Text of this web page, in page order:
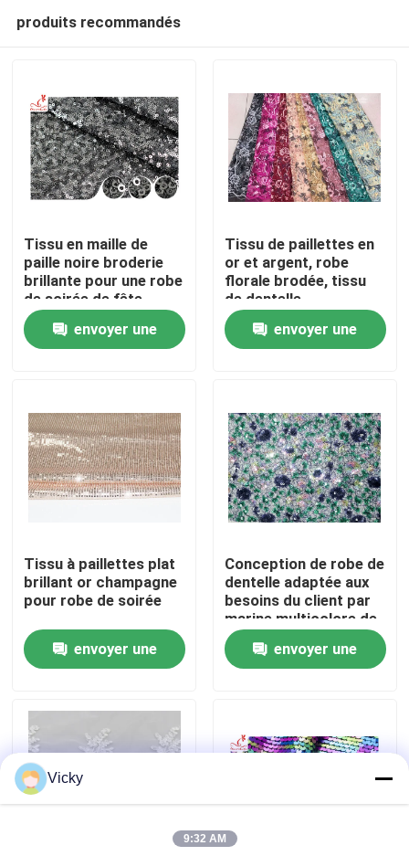
Maison
Au sujet de nous
Visite d'usine
Contrôle de qualité
Demandez une citation
Exhibition Information
tissu brodé de dentelle
équilibre brodé de dentelle
produits recommandés
Tissu en maille de
paille noire broderie
brillante pour une robe
de soirée de fête
envoyer une
Tissu de paillettes en
or et argent, robe
florale brodée, tissu
de dentelle.
envoyer une
Tissu à paillettes plat
brillant or champagne
pour robe de soirée
envoyer une
Conception de robe de
dentelle adaptée aux
besoins du client par
marine multicolore de
tissu de dentelle de la
paillette 3Denvoyer une
Vicky
9:32 AM